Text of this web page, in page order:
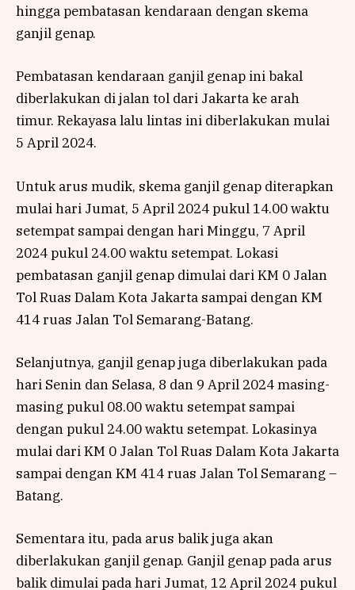
hingga pembatasan kendaraan dengan skema
ganjil genap.
Pembatasan kendaraan ganjil genap ini bakal
diberlakukan di jalan tol dari Jakarta ke arah
timur. Rekayasa lalu lintas ini diberlakukan mulai
5 April 2024.
Untuk arus mudik, skema ganjil genap diterapkan
mulai hari Jumat, 5 April 2024 pukul 14.00 waktu
setempat sampai dengan hari Minggu, 7 April
2024 pukul 24.00 waktu setempat. Lokasi
pembatasan ganjil genap dimulai dari KM 0 Jalan
Tol Ruas Dalam Kota Jakarta sampai dengan KM
414 ruas Jalan Tol Semarang-Batang.
Selanjutnya, ganjil genap juga diberlakukan pada
hari Senin dan Selasa, 8 dan 9 April 2024 masing-
masing pukul 08.00 waktu setempat sampai
dengan pukul 24.00 waktu setempat. Lokasinya
mulai dari KM 0 Jalan Tol Ruas Dalam Kota Jakarta
sampai dengan KM 414 ruas Jalan Tol Semarang –
Batang.
Sementara itu, pada arus balik juga akan
diberlakukan ganjil genap. Ganjil genap pada arus
balik dimulai pada hari Jumat, 12 April 2024 pukul